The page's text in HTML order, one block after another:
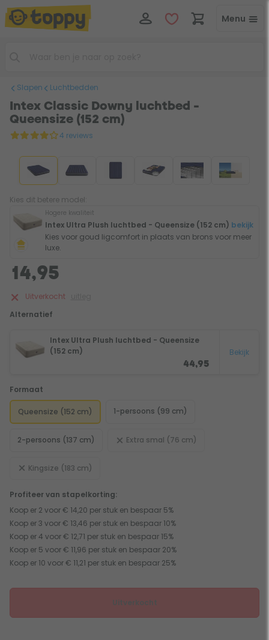
Menu
Slapen Luchtbedden
Intex Classic Downy luchtbed -
Queensize (152 cm)
4 reviews
Kies dit betere model:
Hogere kwaliteit
Intex Ultra Plush luchtbed - Queensize (152 cm) bekijk
Kies voor goud ligcomfort in plaats van brons voor meer
luxe.
14,95
Uitverkocht
Alternatief
Intex Ultra Plush luchtbed - Queensize
(152 cm)
44,95
Bekijk
Formaat
Queensize (152 cm) 1-persoons (99 cm)
2-persoons (137 cm) Extra smal (76 cm)
Kingsize (183 cm)
Profiteer van stapelkorting:
Koop er 2 voor € 14,20 per stuk en bespaar 5%
Koop er 3 voor € 13,46 per stuk en bespaar 10%
Koop er 4 voor € 12,71 per stuk en bespaar 15%
Koop er 5 voor € 11,96 per stuk en bespaar 20%
Koop er 10 voor € 11,21 per stuk en bespaar 25%
Uitverkocht